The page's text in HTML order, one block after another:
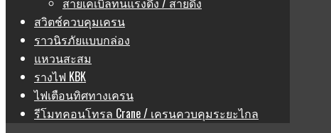
สวิตช์ควบคุมเครน
ราวนิรภัยแบบกล่อง
แหวนสะสม
รางไฟ KBK
ไฟเตือนทิศทางเครน
รีโมทคอนโทรล Crane / เครนควบคุมระยะไกล